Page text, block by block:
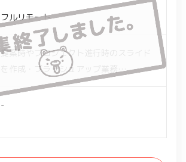
フルリモート
提案時やプロジェクト進行時のスライド
を作成・ブラッシュアップ業務
- 提案、プロジェクト進行スライドの作
-